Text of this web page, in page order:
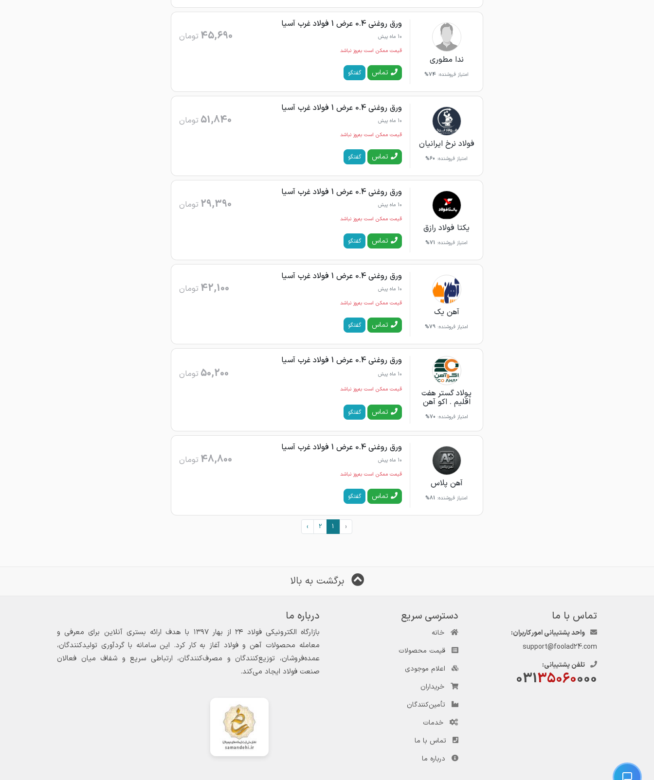
ندا مطوری
امتیاز فروشنده: 74%
ورق روغنی 0.4 عرض 1 فولاد غرب آسیا
10 ماه پیش 45,690 تومان
قیمت ممکن است به‌روز نباشد
تماس گفتگو
فولاد نرخ ایرانیان
امتیاز فروشنده: 60%
ورق روغنی 0.4 عرض 1 فولاد غرب آسیا
10 ماه پیش 51,840 تومان
قیمت ممکن است به‌روز نباشد
تماس گفتگو
یکتا فولاد رازق
امتیاز فروشنده: 71%
ورق روغنی 0.4 عرض 1 فولاد غرب آسیا
10 ماه پیش 29,390 تومان
قیمت ممکن است به‌روز نباشد
تماس گفتگو
آهن یک
امتیاز فروشنده: 79%
ورق روغنی 0.4 عرض 1 فولاد غرب آسیا
10 ماه پیش 42,100 تومان
قیمت ممکن است به‌روز نباشد
تماس گفتگو
پولاد گستر هفت
اقلیم . اکو آهن
امتیاز فروشنده: 70%
ورق روغنی 0.4 عرض 1 فولاد غرب آسیا
10 ماه پیش 50,200 تومان
قیمت ممکن است به‌روز نباشد
تماس گفتگو
آهن پلاس
امتیاز فروشنده: 81%
ورق روغنی 0.4 عرض 1 فولاد غرب آسیا
10 ماه پیش 48,800 تومان
قیمت ممکن است به‌روز نباشد
تماس گفتگو
‹
1
2
›
برگشت به بالا
تماس با ما
واحد پشتیبانی امور کاربران:
support@foolad24.com
تلفن پشتیبانی:
03135060000
دسترسی سریع
خانه
قیمت محصولات
اعلام موجودی
خریداران
تأمین‌کنندگان
خدمات
تماس با ما
درباره ما
درباره ما
بازارگاه الکترونیکی فولاد ۲۴ از بهار ۱۳۹۷ با هدف ارائه بستری آنلاین برای معرفی و
معامله محصولات آهن و فولاد آغاز به کار کرد. این سامانه با گردآوری تولیدکنندگان،
عمده‌فروشان، توزیع‌کنندگان و مصرف‌کنندگان، ارتباطی سریع و شفاف میان فعالان
صنعت فولاد ایجاد می‌کند.